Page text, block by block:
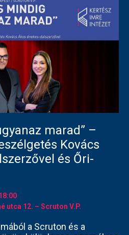
marad” –
Kovács
és Őri-
utca 12. – Scruton V.P.
a Scruton és a